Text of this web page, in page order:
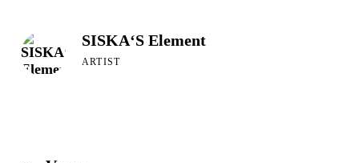
SISKA‘S Element
ARTIST